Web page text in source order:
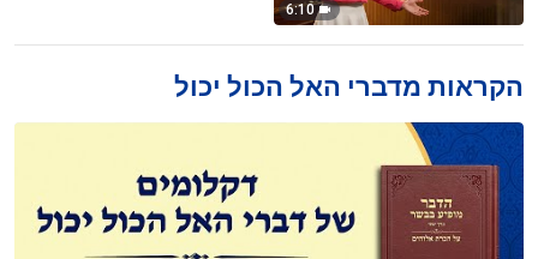
6:10
הקראות מדברי האל הכול יכול